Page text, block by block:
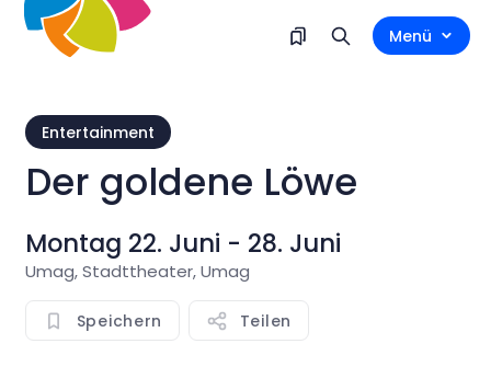
Menü
Entertainment
Der goldene Löwe
Montag 22. Juni - 28. Juni
Umag, Stadttheater, Umag
Speichern Teilen